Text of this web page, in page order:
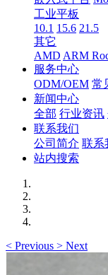
工业平板
10.1 15.6 21.5
其它
AMD ARM
服务中心
ODM/OEM 常
新闻中心
全部 行业资讯
联系我们
公司简介 联系
站内搜索
< Previous > Next